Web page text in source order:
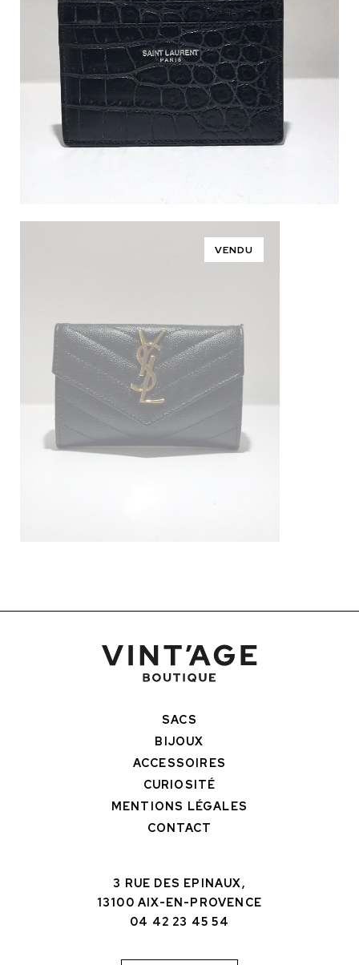
VENDU
SACS
BIJOUX
ACCESSOIRES
CURIOSITÉ
MENTIONS LÉGALES
CONTACT
3 RUE DES EPINAUX,
13100 AIX-EN-PROVENCE
04 42 23 45 54